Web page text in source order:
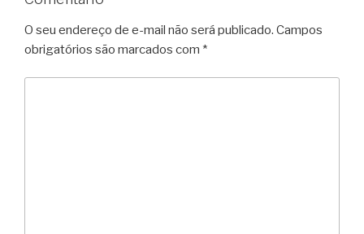
O seu endereço de e-mail não será publicado. Campos
obrigatórios são marcados com *